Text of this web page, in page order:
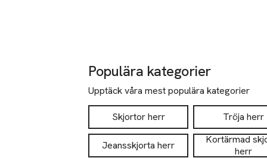
Populära kategorier
Upptäck våra mest populära kategorier
Skjortor herr Tröja herr
Jeansskjorta herr
Kortärmad
herr